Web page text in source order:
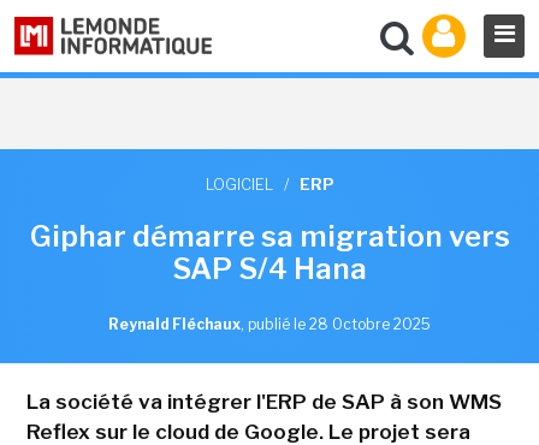
LOGICIEL / ERP
Giphar démarre sa migration vers
SAP S/4 Hana
Reynald Fléchaux, publié le 28 Octobre 2025
La société va intégrer l'ERP de SAP à son WMS
Reflex sur le cloud de Google. Le projet sera